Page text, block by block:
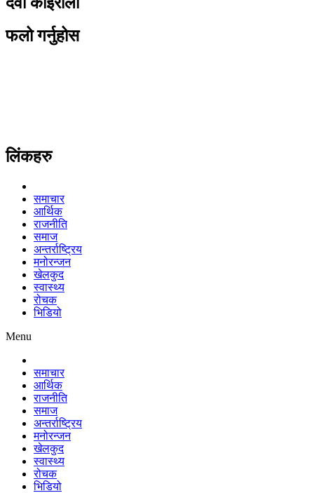
फलो गर्नुहोस
लिंकहरु
समाचार
आर्थिक
राजनीति
समाज
अन्तर्राष्ट्रिय
मनोरन्जन
खेलकुद
स्वास्थ्य
रोचक
भिडियो
Menu
समाचार
आर्थिक
राजनीति
समाज
अन्तर्राष्ट्रिय
मनोरन्जन
खेलकुद
स्वास्थ्य
रोचक
भिडियो